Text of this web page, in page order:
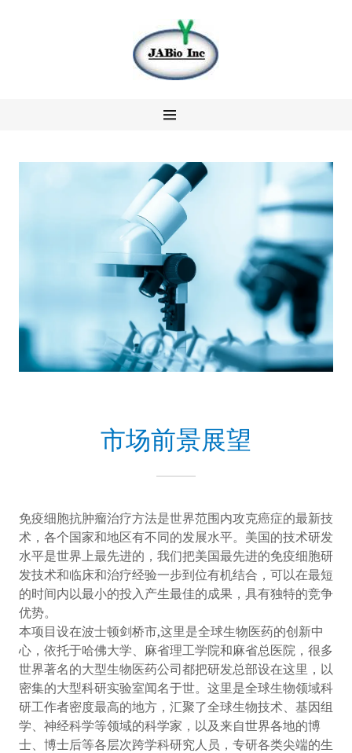
冀美生物中
文介绍
市场前景展望
免疫细胞抗肿瘤治疗方法是世界范围内攻克癌症的最新技
术，各个国家和地区有不同的发展水平。美国的技术研发
水平是世界上最先进的，我们把美国最先进的免疫细胞研
发技术和临床和治疗经验一步到位有机结合，可以在最短
的时间内以最小的投入产生最佳的成果，具有独特的竞争
优势。
本项目设在波士顿剑桥市,这里是全球生物医药的创新中
心，依托于哈佛大学、麻省理工学院和麻省总医院，很多
世界著名的大型生物医药公司都把研发总部设在这里，以
密集的大型科研实验室闻名于世。这里是全球生物领域科
研工作者密度最高的地方，汇聚了全球生物技术、基因组
学、神经科学等领域的科学家，以及来自世界各地的博
士、博士后等各层次跨学科研究人员，专研各类尖端的生